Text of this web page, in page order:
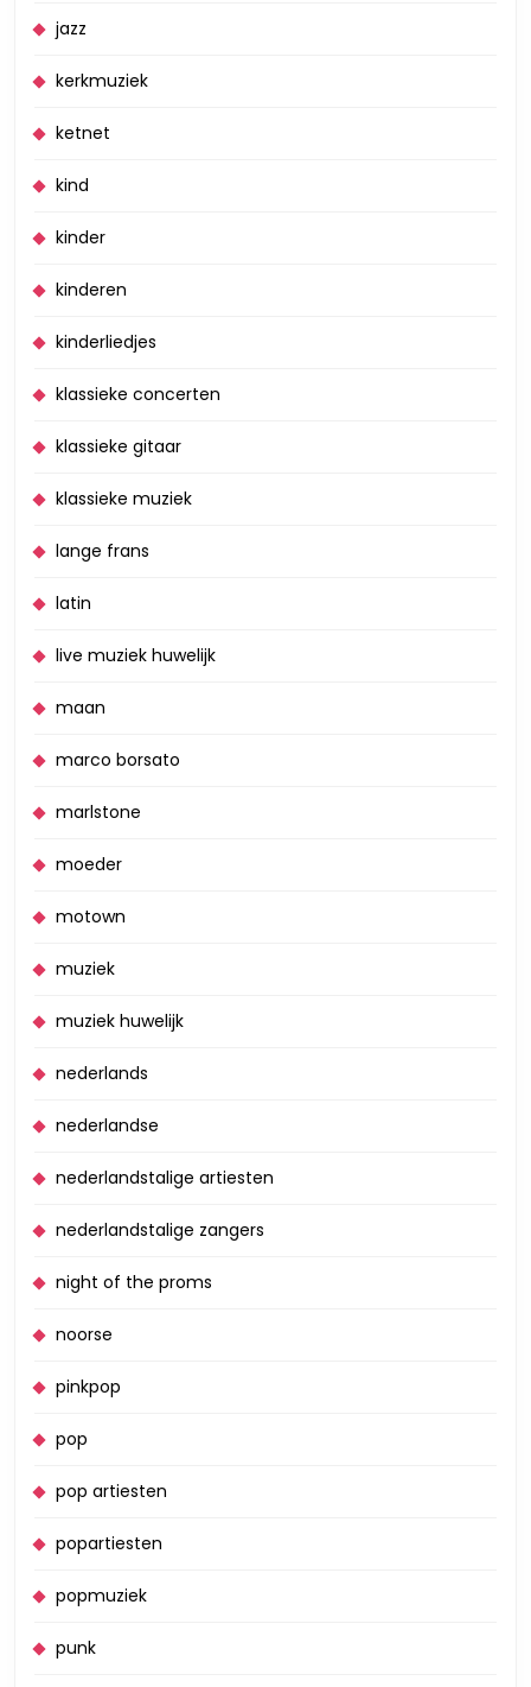
jazz
kerkmuziek
ketnet
kind
kinder
kinderen
kinderliedjes
klassieke concerten
klassieke gitaar
klassieke muziek
lange frans
latin
live muziek huwelijk
maan
marco borsato
marlstone
moeder
motown
muziek
muziek huwelijk
nederlands
nederlandse
nederlandstalige artiesten
nederlandstalige zangers
night of the proms
noorse
pinkpop
pop
pop artiesten
popartiesten
popmuziek
punk